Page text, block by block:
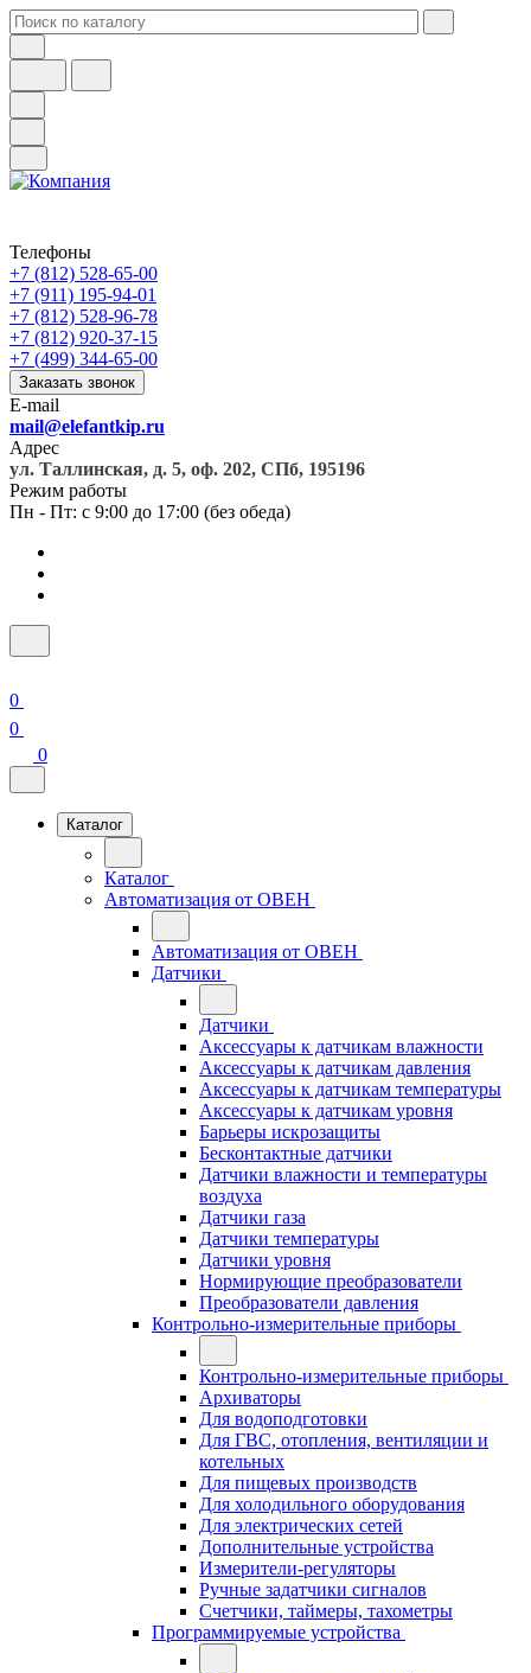
Телефоны
+7 (812) 528-65-00
+7 (911) 195-94-01
+7 (812) 528-96-78
+7 (812) 920-37-15
+7 (499) 344-65-00
Заказать звонок
E-mail
mail@elefantkip.ru
Адрес
ул. Таллинская, д. 5, оф. 202, СПб, 195196
Режим работы
Пн - Пт: с 9:00 до 17:00 (без обеда)
0
0
0
Каталог
Каталог
Автоматизация от ОВЕН
Автоматизация от ОВЕН
Датчики
Датчики
Аксессуары к датчикам влажности
Аксессуары к датчикам давления
Аксессуары к датчикам температуры
Аксессуары к датчикам уровня
Барьеры искрозащиты
Бесконтактные датчики
Датчики влажности и температуры
воздуха
Датчики газа
Датчики температуры
Датчики уровня
Нормирующие преобразователи
Преобразователи давления
Контрольно-измерительные приборы
Контрольно-измерительные приборы
Архиваторы
Для водоподготовки
Для ГВС, отопления, вентиляции и
котельных
Для пищевых производств
Для холодильного оборудования
Для электрических сетей
Дополнительные устройства
Измерители-регуляторы
Ручные задатчики сигналов
Счетчики, таймеры, тахометры
Программируемые устройства